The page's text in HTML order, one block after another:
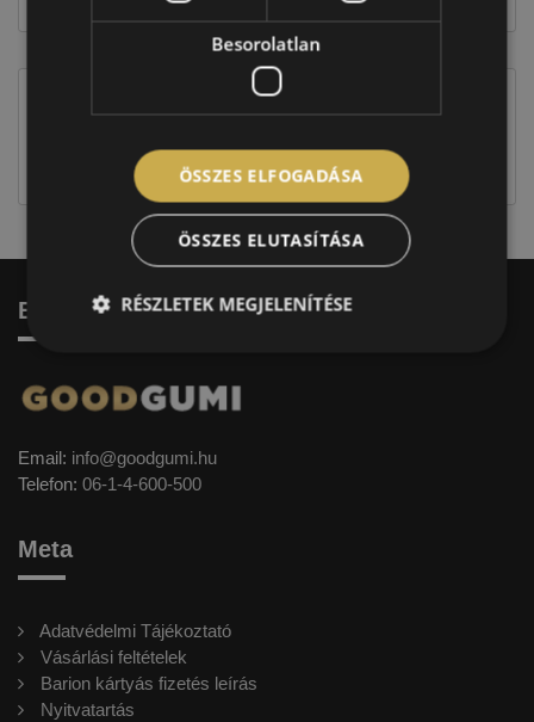
Figyelem a feltüntetett címke adatok tájékoztató
címkével ellátott abroncs kerül kiszállításra.
Elérhetőség
Email: info@goodgumi.hu
Telefon: 06-1-4-600-500
Meta
Adatvédelmi Tájékoztató
Vásárlási feltételek
Barion kártyás fizetés leírás
Nyitvatartás
Besorolatlan
ÖSSZES ELFOGADÁSA
ÖSSZES ELUTASÍTÁSA
RÉSZLETEK MEGJELENÍTÉSE